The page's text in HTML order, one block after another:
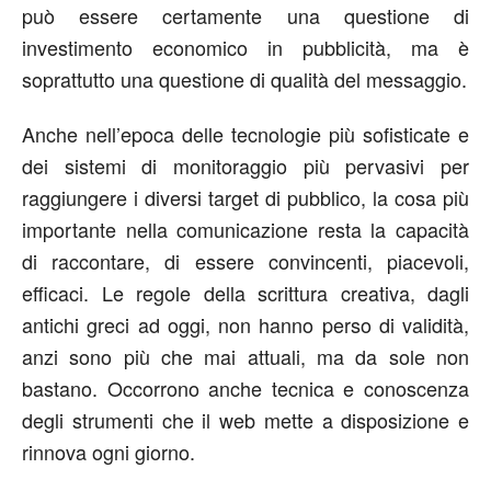
può essere certamente una questione di
investimento economico in pubblicità, ma è
soprattutto una questione di qualità del messaggio.
Anche nell’epoca delle tecnologie più sofisticate e
dei sistemi di monitoraggio più pervasivi per
raggiungere i diversi target di pubblico, la cosa più
importante nella comunicazione resta la capacità
di raccontare, di essere convincenti, piacevoli,
efficaci. Le regole della scrittura creativa, dagli
antichi greci ad oggi, non hanno perso di validità,
anzi sono più che mai attuali, ma da sole non
bastano. Occorrono anche tecnica e conoscenza
degli strumenti che il web mette a disposizione e
rinnova ogni giorno.